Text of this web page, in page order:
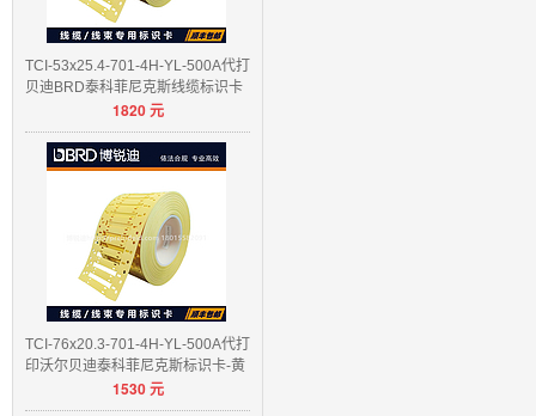
TCI-53x25.4-701-4H-YL-500A代打
贝迪BRD泰科菲尼克斯线缆标识卡
1820元
TCI-76x20.3-701-4H-YL-500A代打
印沃尔贝迪泰科菲尼克斯标识卡-黄
1530元